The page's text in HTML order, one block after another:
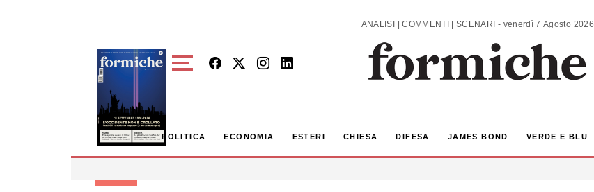
ANALISI | COMMENTI | SCENARI - venerdì 7 Agosto 2026
POLITICA ECONOMIA ESTERI CHIESA DIFESA JAMES BOND VERDE E BLU